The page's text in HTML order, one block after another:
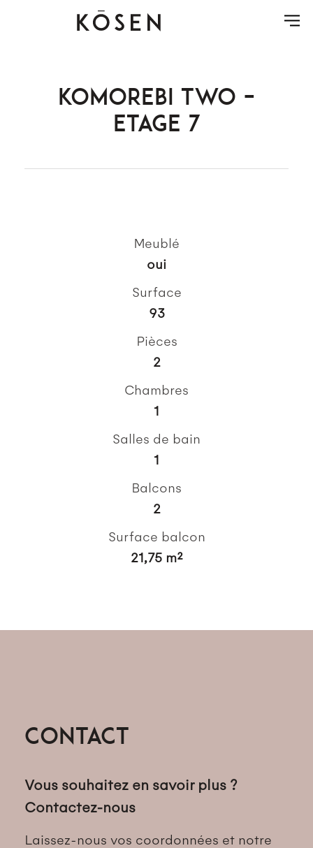
KOMOREBI TWO –
ETAGE 7
Meublé
oui
Surface
93
Pièces
2
Chambres
1
Salles de bain
1
Balcons
2
Surface balcon
21,75 m²
Contact
Vous souhaitez en savoir plus ?
Contactez-nous
Laissez-nous vos coordonnées et notre